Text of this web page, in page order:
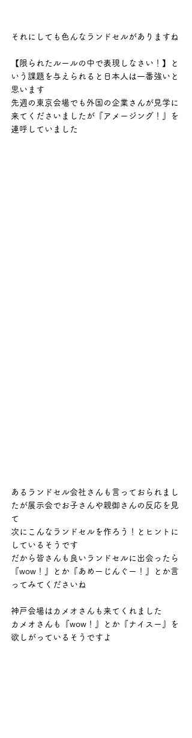
それにしても色んなランドセルがありますね
【限られたルールの中で表現しなさい！】と
いう課題を与えられると日本人は一番強いと
思います
先週の東京会場でも外国の企業さんが見学に
来てくださいましたが『アメージング！』を
連呼していました
あるランドセル会社さんも言っておられまし
たが展示会でお子さんや親御さんの反応を見
て
次にこんなランドセルを作ろう！とヒントに
しているそうです
だから皆さんも良いランドセルに出会ったら
『wow！』とか『あめーじんぐー！』とか言
ってみてくださいね
神戸会場はカメオさんも来てくれました
カメオさんも『wow！』とか『ナイスー』を
欲しがっているそうですよ